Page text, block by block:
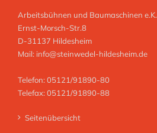
Arbeitsbühnen und Baumaschinen e.K.
Ernst-Morsch-Str.8
D-31137 Hildesheim
Mail: info@steinwedel-hildesheim.de
Telefon: 05121/91890-80
Telefax: 05121/91890-88
Seitenübersicht